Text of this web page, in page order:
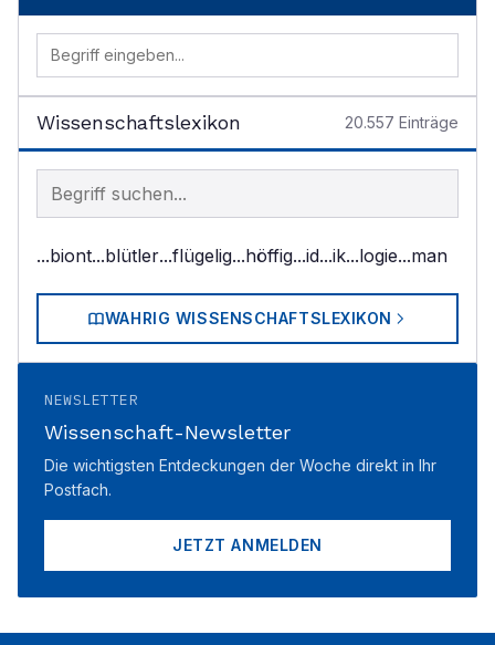
Wissenschaftslexikon 20.557 Einträge
Begriff im Lexikon suchen
...biont...blütler...flügelig...höffig...id...ik...logie...man
WAHRIG WISSENSCHAFTSLEXIKON
NEWSLETTER
Wissenschaft-Newsletter
Die wichtigsten Entdeckungen der Woche direkt in Ihr
Postfach.
JETZT ANMELDEN